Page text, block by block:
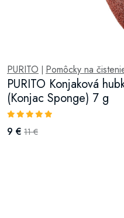
PURITO Pomôcky na
PURITO Konjaková
(Konjac Sponge) 7 g
9 € 11 €